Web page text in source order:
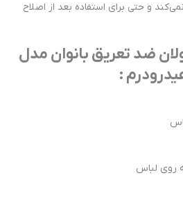
و حتی برای استفاده بعد از اصلاح
ضد تعریق بانوان مدل
روی لباس